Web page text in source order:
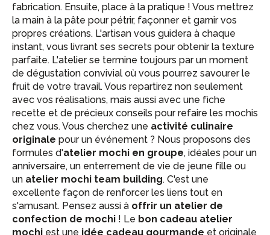
fabrication. Ensuite, place à la pratique ! Vous mettrez
la main à la pâte pour pétrir, façonner et garnir vos
propres créations. L'artisan vous guidera à chaque
instant, vous livrant ses secrets pour obtenir la texture
parfaite. L'atelier se termine toujours par un moment
de dégustation convivial où vous pourrez savourer le
fruit de votre travail. Vous repartirez non seulement
avec vos réalisations, mais aussi avec une fiche
recette et de précieux conseils pour refaire les mochis
chez vous. Vous cherchez une activité culinaire
originale pour un événement ? Nous proposons des
formules d'atelier mochi en groupe, idéales pour un
anniversaire, un enterrement de vie de jeune fille ou
un atelier mochi team building. C'est une
excellente façon de renforcer les liens tout en
s'amusant. Pensez aussi à offrir un atelier de
confection de mochi ! Le bon cadeau atelier
mochi est une idée cadeau gourmande et originale